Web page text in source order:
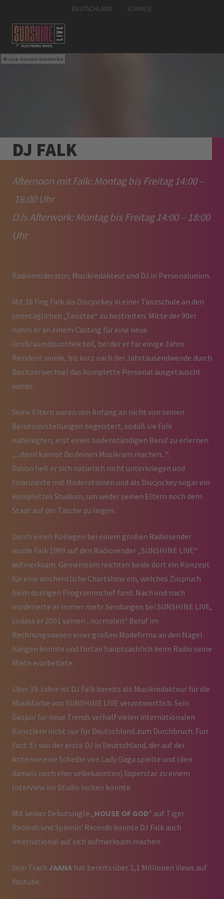
DEUTSCHLAND SCHWEIZ
Lisa-Susann Omainska
DJ FALK
Afternoon mit Falk: Montag bis Freitag 14:00 –
16:00 Uhr
DJs Afterwork: Montag bis Freitag 14:00 – 18:00
Uhr
Radiomoderator, Musikredakteur und DJ in Personalunion.
Mit 16 fing Falk als Discjockey in einer Tanzschule an den
sonntäglichen „Tanztee“ zu bestreiten. Mitte der 90er
nahm er an einem Casting für eine neue
Großraumdiscothek teil, bei der er für einige Jahre
Resident wurde, bis kurz nach der Jahrtausendwende durch
Besitzerwechsel das komplette Personal ausgetauscht
wurde.
Seine Eltern waren von Anfang an nicht von seinen
Berufsvorstellungen begeistert, sodaß sie Falk
nahelegten, erst einen bodenständigen Beruf zu erlernen
„...dann kannst Du deinen Musikram machen...“.
Davon ließ er sich natürlich nicht unterkriegen und
finanzierte mit Moderationen und als Discjockey sogar ein
komplettes Studium, um weder seinen Eltern noch dem
Staat auf der Tasche zu liegen.
Durch einen Kollegen bei einem großen Radiosender
wurde Falk 1999 auf den Radiosender „SUNSHINE LIVE“
aufmerksam. Gemeinsam reichten beide dort ein Konzept
für eine wöchentliche Chartshow ein, welches Zuspruch
beim dortigen Programmchef fand. Nach und nach
moderierte er immer mehr Sendungen bei SUNSHINE LIVE,
sodass er 2001 seinen „normalen“ Beruf im
Rechnungswesen einer großen Modefirma an den Nagel
hängen konnte und fortan hauptsächlich beim Radio seine
Miete erarbeitete.
Über 19 Jahre ist DJ Falk bereits als Musikredakteur für die
Musikfarbe von SUNSHINE LIVE verantwortlich. Sein
Gespür für neue Trends verhalf vielen internationalen
Künstlern nicht nur für Deutschland zum Durchbruch. Fun
Fact: Er war der erste DJ in Deutschland, der auf der
Antenne eine Scheibe von Lady Gaga spielte und (den
damals noch eher unbekannten) Superstar zu einem
Interview ins Studio locken konnte.
Mit seiner Debutsingle „HOUSE OF GOD“ auf Tiger
Records und Spinnin' Records konnte DJ Falk auch
international auf sich aufmerksam machen.
Sein Track JAANA hat bereits über 1,1 Millionen Views auf
Youtube.